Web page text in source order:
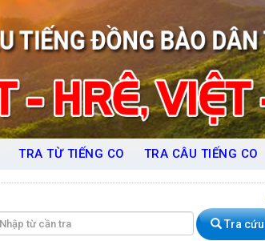
TRA TỪ TIẾNG CO TRA CÂU TIẾNG CO
Tra cứu